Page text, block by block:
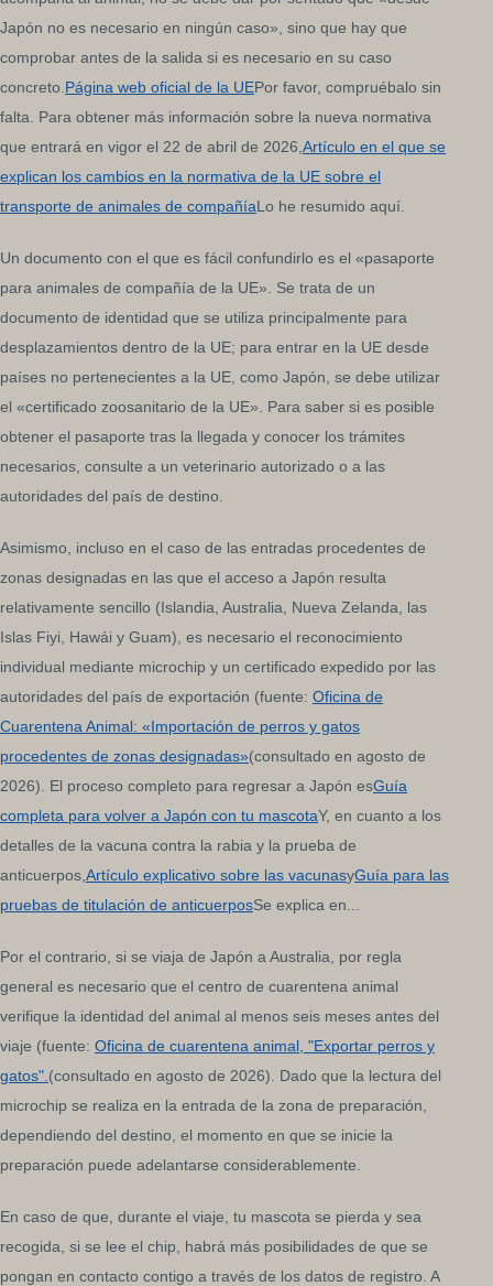
Japón no es necesario en ningún caso», sino que hay que
comprobar antes de la salida si es necesario en su caso
concreto. Página web oficial de la UEPor favor, compruébalo sin
falta. Para obtener más información sobre la nueva normativa
que entrará en vigor el 22 de abril de 2026, Artículo en el que se
explican los cambios en la normativa de la UE sobre el
transporte de animales de compañíaLo he resumido aquí.
Un documento con el que es fácil confundirlo es el «pasaporte
para animales de compañía de la UE». Se trata de un
documento de identidad que se utiliza principalmente para
desplazamientos dentro de la UE; para entrar en la UE desde
países no pertenecientes a la UE, como Japón, se debe utilizar
el «certificado zoosanitario de la UE». Para saber si es posible
obtener el pasaporte tras la llegada y conocer los trámites
necesarios, consulte a un veterinario autorizado o a las
autoridades del país de destino.
Asimismo, incluso en el caso de las entradas procedentes de
zonas designadas en las que el acceso a Japón resulta
relativamente sencillo (Islandia, Australia, Nueva Zelanda, las
Islas Fiyi, Hawái y Guam), es necesario el reconocimiento
individual mediante microchip y un certificado expedido por las
autoridades del país de exportación (fuente: Oficina de
Cuarentena Animal: «Importación de perros y gatos
procedentes de zonas designadas»(consultado en agosto de
2026). El proceso completo para regresar a Japón esGuía
completa para volver a Japón con tu mascotaY, en cuanto a los
detalles de la vacuna contra la rabia y la prueba de
anticuerpos, Artículo explicativo sobre las vacunasyGuía para las
pruebas de titulación de anticuerposSe explica en...
Por el contrario, si se viaja de Japón a Australia, por regla
general es necesario que el centro de cuarentena animal
verifique la identidad del animal al menos seis meses antes del
viaje (fuente: Oficina de cuarentena animal, "Exportar perros y
gatos". (consultado en agosto de 2026). Dado que la lectura del
microchip se realiza en la entrada de la zona de preparación,
dependiendo del destino, el momento en que se inicie la
preparación puede adelantarse considerablemente.
En caso de que, durante el viaje, tu mascota se pierda y sea
recogida, si se lee el chip, habrá más posibilidades de que se
pongan en contacto contigo a través de los datos de registro. A